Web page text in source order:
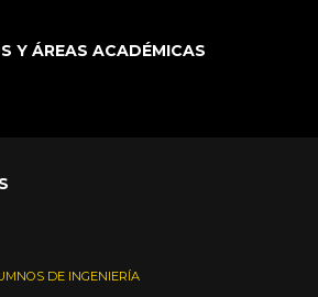
Y ÁREAS ACADÉMICAS
DE INGENIERÍA